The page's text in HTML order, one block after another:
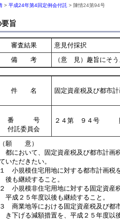
> 平成24年第4回定例会付託 > 陳情24第94号
旨
審査結果
意見付採択
備 考
（意 見）趣旨にそ
件 名 固定資産税及び都市
番 号
付託委員会
２４第 ９４号
（願 意）
都において、固定資産税及び都市計画
いただきたい。
１ 小規模住宅用地に対する都市計画税
後も継続すること。
２ 小規模非住宅用地に対する固定資産
平成２５年度以後も継続すること。
３ 商業地等における固定資産税及び都
き下げる減額措置を、平成２５年度以